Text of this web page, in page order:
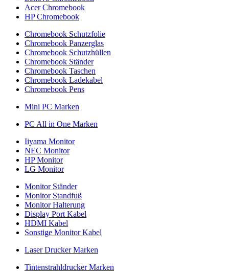
Acer Chromebook
HP Chromebook
Chromebook Schutzfolie
Chromebook Panzerglas
Chromebook Schutzhüllen
Chromebook Ständer
Chromebook Taschen
Chromebook Ladekabel
Chromebook Pens
Mini PC Marken
PC All in One Marken
Iiyama Monitor
NEC Monitor
HP Monitor
LG Monitor
Monitor Ständer
Monitor Standfuß
Monitor Halterung
Display Port Kabel
HDMI Kabel
Sonstige Monitor Kabel
Laser Drucker Marken
Tintenstrahldrucker Marken